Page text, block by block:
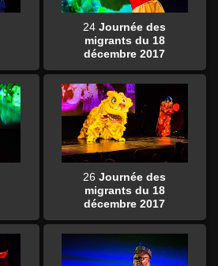
24 Journée des
migrants du 18
décembre 2017
26 Journée des
migrants du 18
décembre 2017